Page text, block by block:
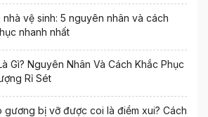
nhà vệ sinh: 5 nguyên nhân và cách
nhanh nhất
Gì? Nguyên Nhân Và Cách Khắc Phục
Rỉ Sét
gương bị vỡ được coi là điềm xui? Cách